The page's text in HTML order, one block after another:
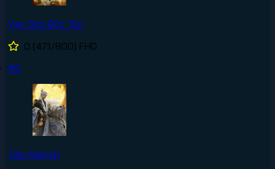
Vạn Giới Độc Tôn
0 (471/800) FHD
#5
Tiên Nghịch